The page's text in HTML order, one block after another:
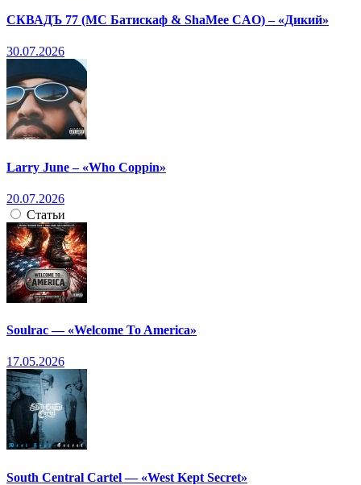
СКВАДЪ 77 (МС Батискаф & ShaMee CAO) – «Дикий»
30.07.2026
Larry June – «Who Coppin»
20.07.2026
Статьи
Soulrac — «Welcome To America»
17.05.2026
South Central Cartel — «West Kept Secret»